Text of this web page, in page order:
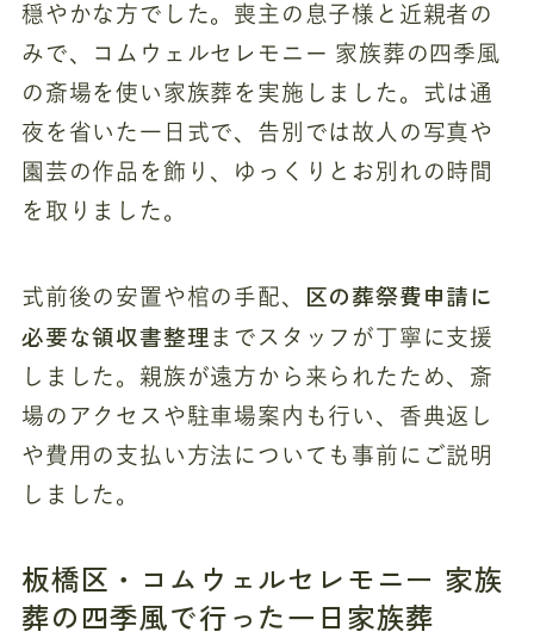
穏やかな方でした。喪主の息子様と近親者の
みで、コムウェルセレモニー 家族葬の四季風
の斎場を使い家族葬を実施しました。式は通
夜を省いた一日式で、告別では故人の写真や
園芸の作品を飾り、ゆっくりとお別れの時間
を取りました。
式前後の安置や棺の手配、
区の葬祭費申請に
必要な領収書整理 までスタッフが丁寧に支援
しました。親族が遠方から来られたため、斎
場のアクセスや駐車場案内も行い、香典返し
や費用の支払い方法についても事前にご説明
しました。
板橋区・コムウェルセレモニー 家族
葬の四季風で行った一日家族葬